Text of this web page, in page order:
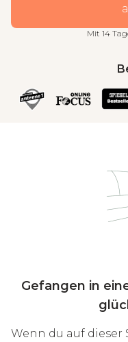
Mit 14
Gefangen in
Wenn du auf dieser